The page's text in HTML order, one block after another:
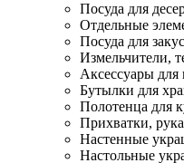
Посуда для
Отдельные
Посуда для
Измельчители,
Аксессуары для
Бутылки для
Полотенца для
Прихватки,
Настенные
Настольные